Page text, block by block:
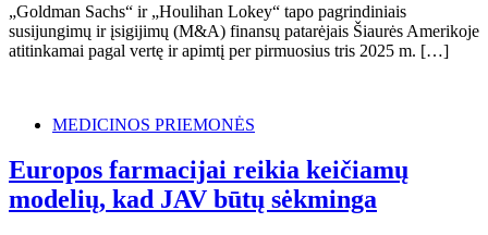
„Goldman Sachs“ ir „Houlihan Lokey“ tapo pagrindiniais
susijungimų ir įsigijimų (M&A) finansų patarėjais Šiaurės Amerikoje
atitinkamai pagal vertę ir apimtį per pirmuosius tris 2025 m. […]
MEDICINOS PRIEMONĖS
Europos farmacijai reikia keičiamų
modelių, kad JAV būtų sėkminga